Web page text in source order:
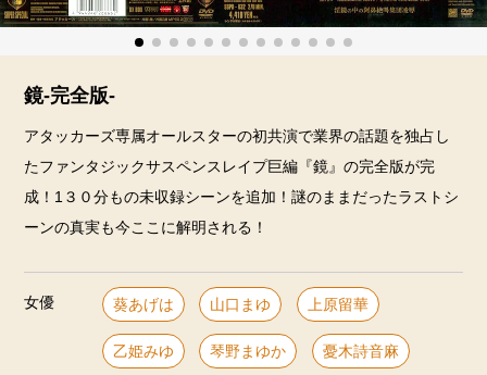
鏡-完全版-
アタッカーズ専属オールスターの初共演で業界の話題を独占し
たファンタジックサスペンスレイプ巨編『鏡』の完全版が完
成！1３０分もの未収録シーンを追加！謎のままだったラストシ
ーンの真実も今ここに解明される！
女優 葵あげは 山口まゆ 上原留華
乙姫みゆ 琴野まゆか 憂木詩音麻